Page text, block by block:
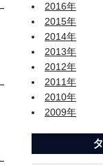
2016年
2015年
2014年
2013年
2012年
2011年
2010年
2009年